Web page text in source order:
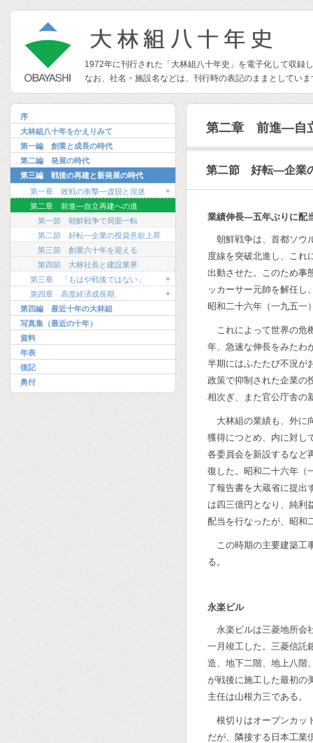
1972年に刊行された「大林組八十年史」を電子化して収録
なお、社名・施設名などは、刊行時の表記のままとしてい
序
大林組八十年をかえりみて
第一編 創業と成長の時代
第二編 発展の時代
第三編 戦後の再建と新発展の時代
第一章 敗戦の衝撃―虚脱と混迷
+
第二章 前進―自立再建への道
第一節 朝鮮戦争で局面一転
第二節 好転―企業の投資意欲上昇
第三節 創業六十年を迎える
第四節 大林社長と建設業界
第三章 「もはや戦後ではない」
+
第四章 高度経済成長期
+
第四編 最近十年の大林組
写真集（最近の十年）
資料
年表
後記
奥付
第二章 前進―自
第二節 好転―企業
業績伸長―五年ぶりに配
朝鮮戦争は、首都ソウ
度線を突破北進し、これ
出動させた。このため事
ッカーサー元帥を解任し
昭和二十六年（一九五一
これによって世界の危
年、急速な伸長をみたわ
半期にはふたたび不況が
政策で抑制された企業の
相次ぎ、また官公庁舎の
大林組の業績も、外に
獲得につとめ、内に対し
各委員会を新設するなど
復した。昭和二十六年（
了報告書を大蔵省に提出
は四三億円となり、純利
配当を行なったが、昭和
この時期の主要建築工
る。
永楽ビル
永楽ビルは三菱地所会
一月竣工した。三菱信託
造、地下二階、地上八階
が戦後に施工した最初の
主任は山根力三である。
根切りはオープンカッ
だが、隣接する日本工業